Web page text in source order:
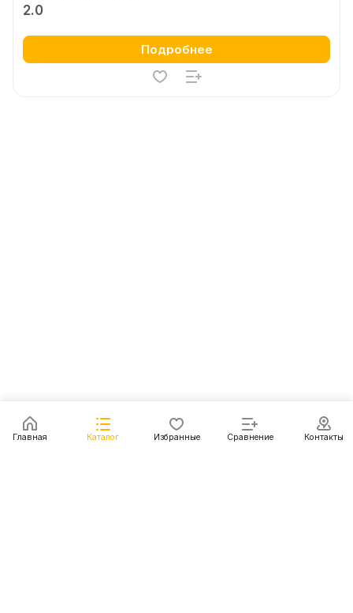
2.0
Подробнее
Главная Каталог Избранные Сравнение Контакты